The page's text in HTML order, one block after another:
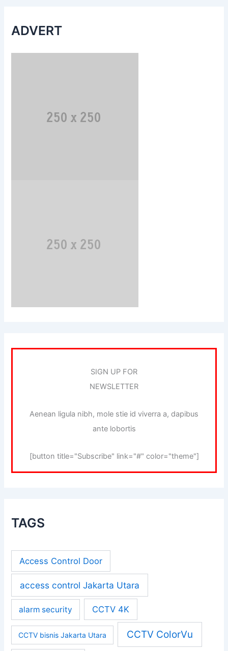
ADVERT
SIGN UP FOR
NEWSLETTER
Aenean ligula nibh, mole stie id viverra a, dapibus
ante lobortis
[button title="Subscribe" link="#" color="theme"]
TAGS
Access Control Door
access control Jakarta Utara
alarm security CCTV 4K
CCTV bisnis Jakarta Utara CCTV ColorVu